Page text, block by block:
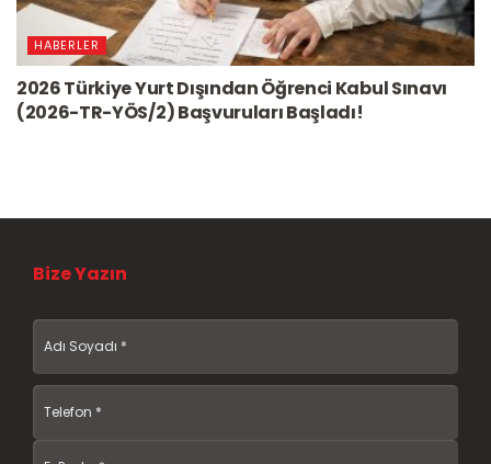
HABERLER
2026 Türkiye Yurt Dışından Öğrenci Kabul Sınavı
(2026-TR-YÖS/2) Başvuruları Başladı!
Bize Yazın